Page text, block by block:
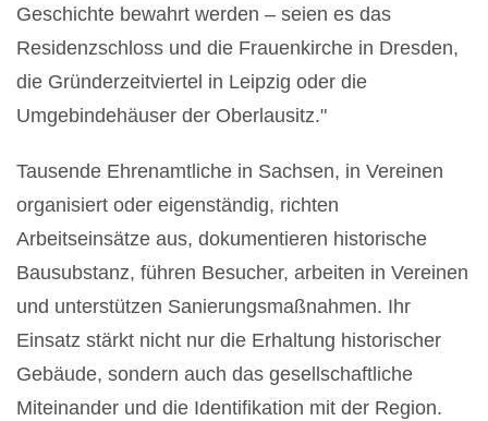
Geschichte bewahrt werden – seien es das
Residenzschloss und die Frauenkirche in Dresden,
die Gründerzeitviertel in Leipzig oder die
Umgebindehäuser der Oberlausitz."
Tausende Ehrenamtliche in Sachsen, in Vereinen
organisiert oder eigenständig, richten
Arbeitseinsätze aus, dokumentieren historische
Bausubstanz, führen Besucher, arbeiten in Vereinen
und unterstützen Sanierungsmaßnahmen. Ihr
Einsatz stärkt nicht nur die Erhaltung historischer
Gebäude, sondern auch das gesellschaftliche
Miteinander und die Identifikation mit der Region.